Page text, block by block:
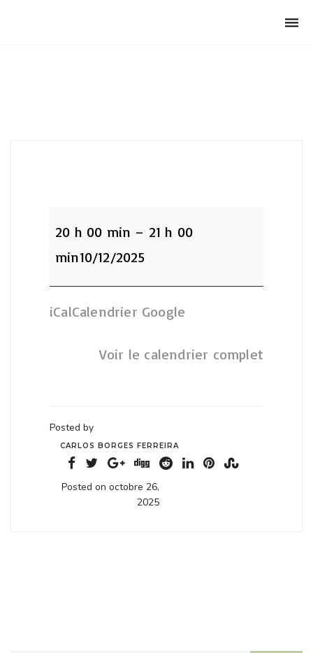
20 h 00 min – 21 h 00
min10/12/2025
iCalCalendrier Google
Voir le calendrier complet
Posted by
CARLOS BORGES FERREIRA
Posted on octobre 26,
2025